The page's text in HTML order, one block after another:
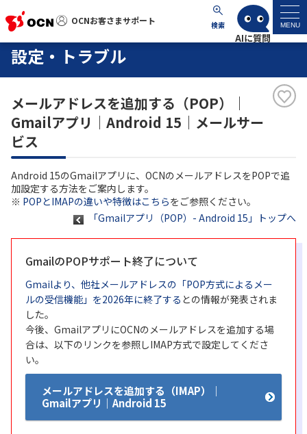
OCNお客さまサポート 検索 MENU
OCNお客さまサポート
サポートトップ
よくあるご質問
工事・故障情報
各種ダウンロード
お問い合わせ
履歴・お気に入り
お知らせ サポートサイトの使い方
NTTドコモビジネスのお客さ
まはこちら
サービス
設定・トラブル
メールアドレスを追加する（POP）｜
Gmailアプリ｜Android 15｜メールサー
ビス
Android 15のGmailアプリに、OCNのメールアドレスをPOPで追
加設定する方法をご案内します。
※ POPとIMAPの違いや特徴はこちらをご参照ください。
「Gmailアプリ（POP）- Android 15」トップへ
GmailのPOPサポート終了について
Gmailより、他社メールアドレスの「POP方式によるメー
ルの受信機能」を2026年に終了する との情報が発表されま
した。
今後、GmailアプリにOCNのメールアドレスを追加する場
合は、以下のリンクを参照しIMAP方式で設定してくださ
い。
メールアドレスを追加する（IMAP）｜
Gmailアプリ｜Android 15